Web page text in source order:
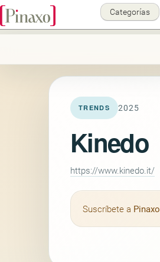
Categorías
TRENDS 2025
Kinedo
https://www.kinedo.it/
Suscríbete a Pinaxo